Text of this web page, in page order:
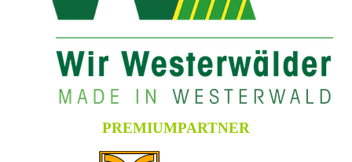
PREMIUMPARTNER